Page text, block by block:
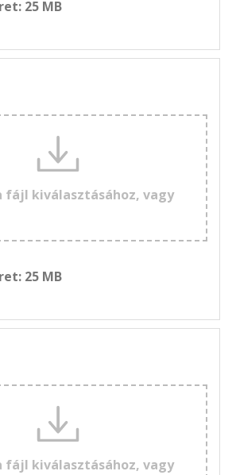
25 MB
fájl kiválasztásához, vagy
25 MB
fájl kiválasztásához, vagy